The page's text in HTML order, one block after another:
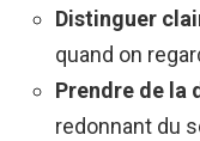
Distinguer
quand on
Prendre de la
redonnant du